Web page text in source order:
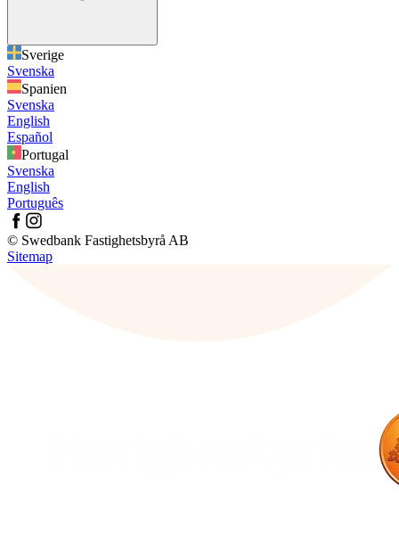
Sverige
Svenska
Spanien
Svenska
English
Español
Portugal
Svenska
English
Português
© Swedbank Fastighetsbyrå AB
Sitemap